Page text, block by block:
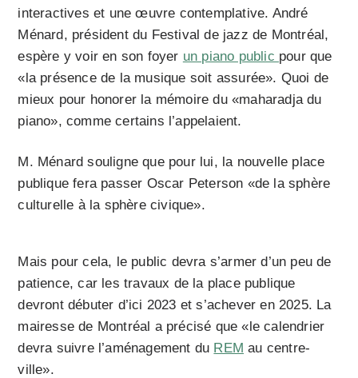
interactives et une œuvre contemplative. André
Ménard, président du Festival de jazz de Montréal,
espère y voir en son foyer un piano public pour que
«la présence de la musique soit assurée». Quoi de
mieux pour honorer la mémoire du «maharadja du
piano», comme certains l’appelaient.
M. Ménard souligne que pour lui, la nouvelle place
publique fera passer Oscar Peterson «de la sphère
culturelle à la sphère civique».
Mais pour cela, le public devra s’armer d’un peu de
patience, car les travaux de la place publique
devront débuter d’ici 2023 et s’achever en 2025. La
mairesse de Montréal a précisé que «le calendrier
devra suivre l’aménagement du REM au centre-
ville».